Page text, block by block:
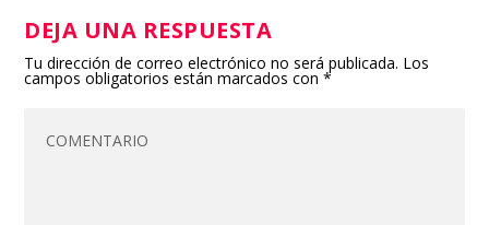
DEJA UNA RESPUESTA
Tu dirección de correo electrónico no será publicada. Los
campos obligatorios están marcados con*